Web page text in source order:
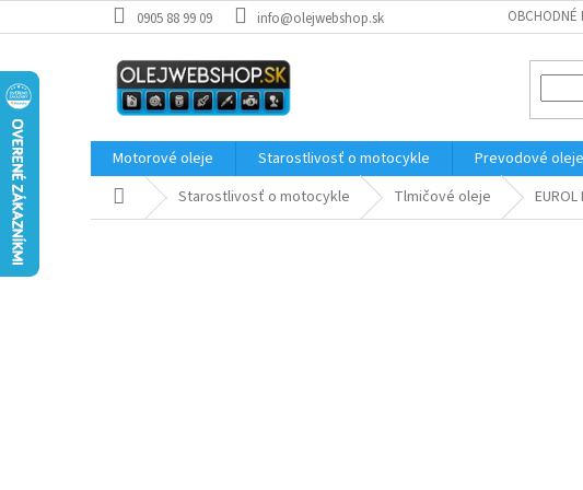
na
0905 88 99 09 info@olejwebshop.sk OBCHODNÉ
Motorové oleje Starostlivosť o motocykle Prevodové oleje
DomovStarostlivosť o motocykle Tlmičové oleje